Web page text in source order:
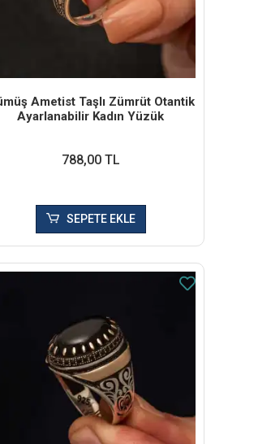
Ametist Taşlı Zümrüt Otantik
Ayarlanabilir Kadın Yüzük
788,00 TL
SEPETE EKLE